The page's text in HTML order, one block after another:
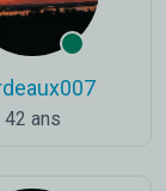
42 ans